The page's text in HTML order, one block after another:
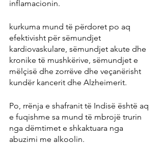
inflamacionin.
kurkuma mund të përdoret po aq
efektivisht për sëmundjet
kardiovaskulare, sëmundjet akute dhe
kronike të mushkërive, sëmundjet e
mëlçisë dhe zorrëve dhe veçanërisht
kundër kancerit dhe Alzheimerit.
Po, rrënja e shafranit të Indisë është aq
e fuqishme sa mund të mbrojë trurin
nga dëmtimet e shkaktuara nga
abuzimi me alkoolin.